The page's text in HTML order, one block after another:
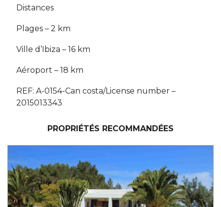
Distances
Plages – 2 km
Ville d’Ibiza – 16 km
Aéroport – 18 km
REF: A-0154-Can costa/License number –
2015013343
PROPRIÉTÉS RECOMMANDÉES